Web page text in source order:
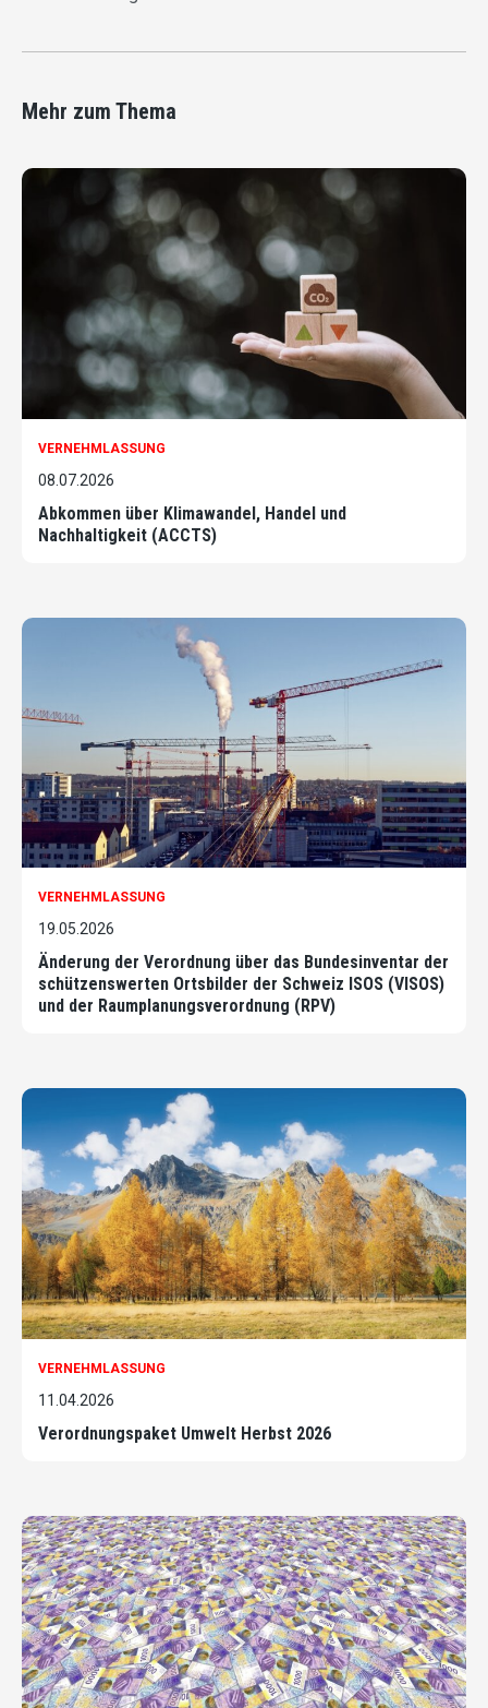
Mehr zum Thema
VERNEHMLASSUNG
08.07.2026
Abkommen über Klimawandel, Handel und
Nachhaltigkeit (ACCTS)
VERNEHMLASSUNG
19.05.2026
Änderung der Verordnung über das Bundesinventar der
schützenswerten Ortsbilder der Schweiz ISOS (VISOS)
und der Raumplanungsverordnung (RPV)
VERNEHMLASSUNG
11.04.2026
Verordnungspaket Umwelt Herbst 2026